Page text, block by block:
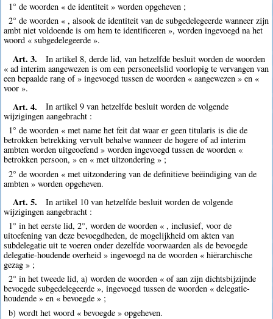
1° de woorden « de identiteit » worden opgeheven ;
2° de woorden « , alsook de identiteit van de subgedelegeerde wanneer zijn
ambt niet voldoende is om hem te identificeren », worden ingevoegd na het
woord « subgedelegeerde ».
Art. 3.
In artikel 8, derde lid, van hetzelfde besluit worden de woorden
« ad interim aangewezen is om een personeelslid voorlopig te vervangen van
een bepaalde rang of » ingevoegd tussen de woorden « aangewezen » en «
voor ».
Art. 4.
In artikel 9 van hetzelfde besluit worden de volgende
wijzigingen aangebracht :
1° de woorden « met name het feit dat waar er geen titularis is die de
betrokken betrekking vervult behalve wanneer de hogere of ad interim
ambten worden uitgeoefend » worden ingevoegd tussen de woorden «
betrokken persoon, » en « met uitzondering » ;
2° de woorden « met uitzondering van de definitieve beëindiging van de
ambten » worden opgeheven.
Art. 5.
In artikel 10 van hetzelfde besluit worden de volgende
wijzigingen aangebracht :
1° in het eerste lid, 2°, worden de woorden « , inclusief, voor de
uitoefening van deze bevoegdheden, de mogelijkheid om akten van
subdelegatie uit te voeren onder dezelfde voorwaarden als de bevoegde
delegatie-houdende overheid » ingevoegd na de woorden « hiërarchische
gezag » ;
2° in het tweede lid, a) worden de woorden « of aan zijn dichtsbijzijnde
bevoegde subgedelegeerde », ingevoegd tussen de woorden « delegatie-
houdende » en « bevoegde » ;
b) wordt het woord « bevoegde » opgeheven.